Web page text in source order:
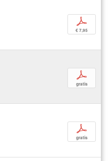
p
€ 7,95
p
gratis
p
gratis